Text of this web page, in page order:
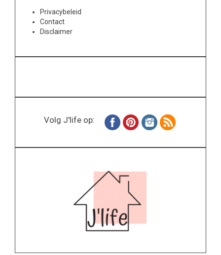
Privacybeleid
Contact
Disclaimer
Volg J'life op: